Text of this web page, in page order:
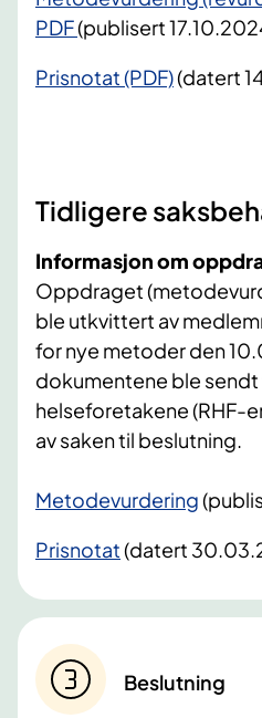
PDF(publisert
Prisnotat (PDF)(datert
Tidligere
Informasjon om
Oppdraget
ble utkvittert av
for nye metoder den
dokumentene ble
helseforetakene (RHF-
av saken til beslutning.
Metodevurdering
Prisnotat(datert
Beslutning